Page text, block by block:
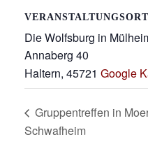
VERANSTALTUNGSORT
Die Wolfsburg in
Annaberg 40
Haltern, 45721 Google
Gruppentreffen in
Schwafheim